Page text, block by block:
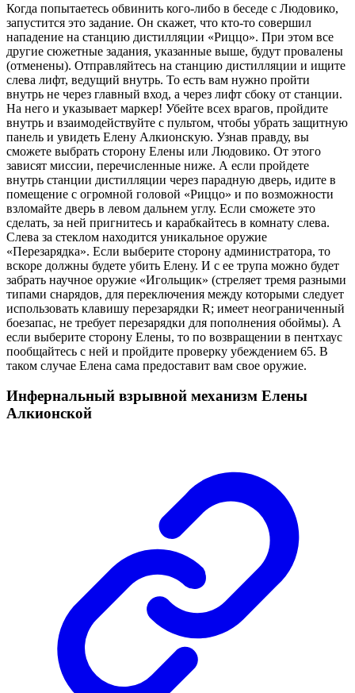
Когда попытаетесь обвинить кого-либо в беседе с Людовико,
запустится это задание. Он скажет, что кто-то совершил
нападение на станцию дистилляции «Риццо». При этом все
другие сюжетные задания, указанные выше, будут провалены
(отменены). Отправляйтесь на станцию дистилляции и ищите
слева лифт, ведущий внутрь. То есть вам нужно пройти
внутрь не через главный вход, а через лифт сбоку от станции.
На него и указывает маркер! Убейте всех врагов, пройдите
внутрь и взаимодействуйте с пультом, чтобы убрать защитную
панель и увидеть Елену Алкионскую. Узнав правду, вы
сможете выбрать сторону Елены или Людовико. От этого
зависят миссии, перечисленные ниже. А если пройдете
внутрь станции дистилляции через парадную дверь, идите в
помещение с огромной головой «Риццо» и по возможности
взломайте дверь в левом дальнем углу. Если сможете это
сделать, за ней пригнитесь и карабкайтесь в комнату слева.
Слева за стеклом находится уникальное оружие
«Перезарядка». Если выберите сторону администратора, то
вскоре должны будете убить Елену. И с ее трупа можно будет
забрать научное оружие «Игольщик» (стреляет тремя разными
типами снарядов, для переключения между которыми следует
использовать клавишу перезарядки R; имеет неограниченный
боезапас, не требует перезарядки для пополнения обоймы). А
если выберите сторону Елены, то по возвращении в пентхаус
пообщайтесь с ней и пройдите проверку убеждением 65. В
таком случае Елена сама предоставит вам свое оружие.
Инфернальный взрывной механизм Елены
Алкионской